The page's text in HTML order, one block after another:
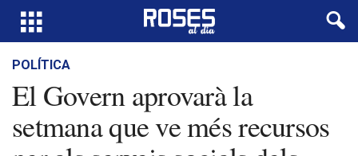
POLÍTICA
El Govern aprovarà la
setmana que ve més recursos